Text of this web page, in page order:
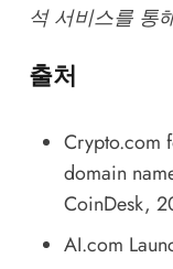
석 서비스를 통
출처
Crypto.com
domain
CoinDesk,
AI.com